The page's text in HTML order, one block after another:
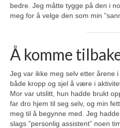
bedre. Jeg måtte tygge på den i
meg for å velge den som min
Å komme
Jeg var ikke meg selv etter årene
både kropp og sjel å være i
Mor var utslitt, hun hadde brukt
far dro hjem til seg selv, og min
meg til å begynne med. Jeg
slags ”personlig assistent” noen